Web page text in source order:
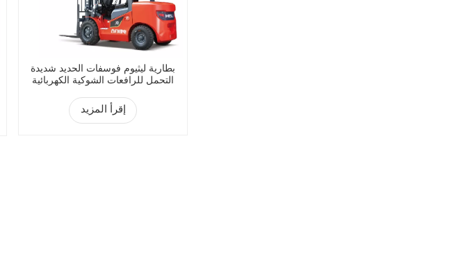
بطارية ليثيوم فوسفات الحديد شديدة
التحمل للرافعات الشوكية الكهربائية
إقرأ المزيد